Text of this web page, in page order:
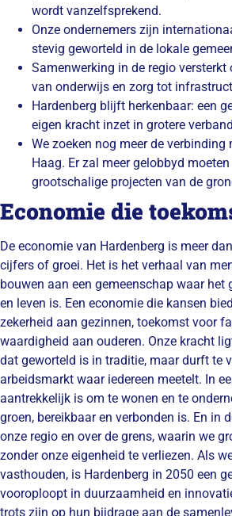
wordt vanzelfsprekend.
Onze ondernemers zijn
stevig geworteld in de lokale
Samenwerking in de regio versterkt
van onderwijs en zorg tot
Hardenberg blijft herkenbaar: een
eigen kracht inzet in grotere
We zoeken nog meer de verbinding
Haag. Er zal meer gelobbyd
grootschalige projecten van de
Economie die
De economie van Hardenberg is meer
cijfers of groei. Het is het verhaal van
bouwen aan een gemeenschap waar het
en leven is. Een economie die kansen
zekerheid aan gezinnen, toekomst voor
waardigheid aan ouderen. Onze kracht
dat geworteld is in traditie, maar durft te
arbeidsmarkt waar iedereen meetelt. In
aantrekkelijk is om te wonen en te
groen, bereikbaar en verbonden is. En in
onze regio en over de grens, waarin we
zonder onze eigenheid te verliezen. Als
vasthouden, is Hardenberg in 2050 een
vooroploopt in duurzaamheid en
trots zijn op hun bijdrage aan de